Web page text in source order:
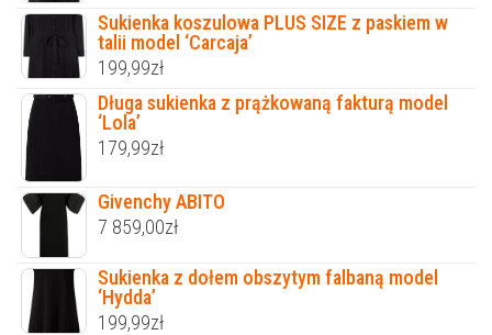
Sukienka koszulowa PLUS SIZE z paskiem w
talii model ‘Carcaja’
199,99zł
Długa sukienka z prążkowaną fakturą model
‘Lola’
179,99zł
Givenchy ABITO
7 859,00zł
Sukienka z dołem obszytym falbaną model
‘Hydda’
199,99zł